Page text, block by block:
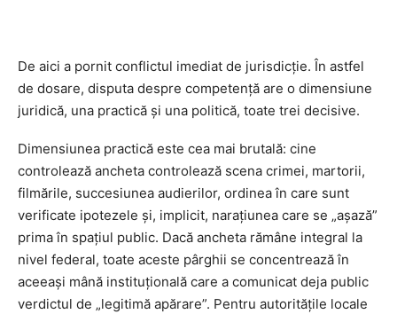
De aici a pornit conflictul imediat de jurisdicție. În astfel
de dosare, disputa despre competență are o dimensiune
juridică, una practică și una politică, toate trei decisive.
Dimensiunea practică este cea mai brutală: cine
controlează ancheta controlează scena crimei, martorii,
filmările, succesiunea audierilor, ordinea în care sunt
verificate ipotezele și, implicit, narațiunea care se „așază”
prima în spațiul public. Dacă ancheta rămâne integral la
nivel federal, toate aceste pârghii se concentrează în
aceeași mână instituțională care a comunicat deja public
verdictul de „legitimă apărare”. Pentru autoritățile locale